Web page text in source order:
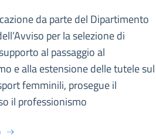
da parte del Dipartimento
per la selezione di
al passaggio al
e alla estensione delle tutele sul
femminili, prosegue il
il professionismo